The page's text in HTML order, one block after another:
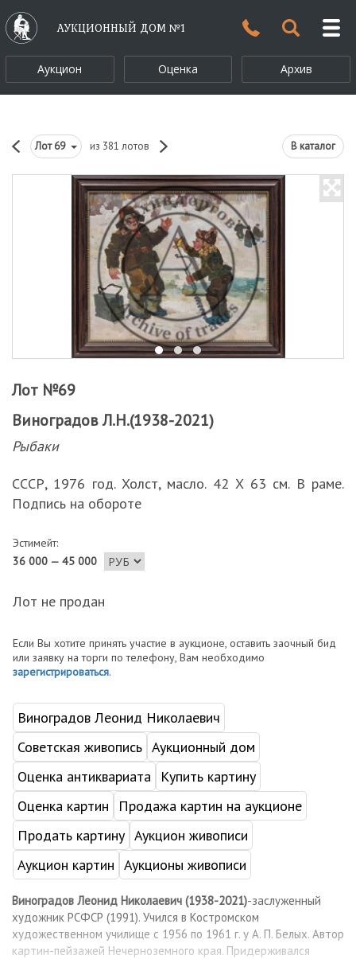
АУКЦИОННЫЙ ДОМ №1
Аукцион Оценка Архив
Лот69 из 381 лотов В каталог
Лот №69
Виноградов Л.Н.(1938-2021)
Рыбаки
СССР, 1976 год. Холст, масло. 42 Х 63 см. В раме.
Подпись на обороте
Эстимейт:
36 000 — 45 000
Лот не продан
Если Вы хотите принять участие в аукционе, оставить заочный бид
или заявку на торги по телефону, Вам необходимо
зарегистрироваться.
Виноградов Леонид Николаевич
Советская живопись Аукционный дом
Оценка антиквариата
Купить картину
Оценка картин
Продажа картин на аукционе
Продать картину Аукцион живописи
Аукцион картин Аукционы живописи
Виноградов Леонид Николаевич (1938-2021)-заслуженный
художник РСФСР (1991). Учился в Костромском
художественном училище с 1956 по 1961 г. у А. П. Белых. Автор
картин-пейзажей Нечерноземного края. Придерживался